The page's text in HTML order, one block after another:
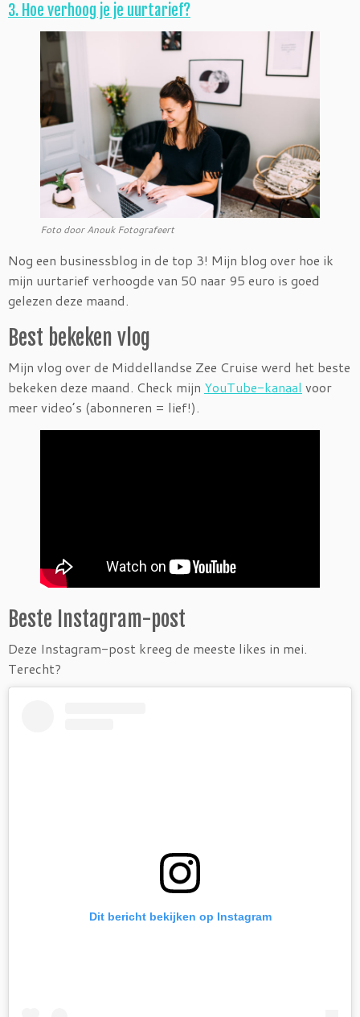
3. Hoe verhoog je je uurtarief?
Foto door Anouk Fotografeert
Nog een businessblog in de top 3! Mijn blog over hoe ik
mijn uurtarief verhoogde van 50 naar 95 euro is goed
gelezen deze maand.
Best bekeken vlog
Mijn vlog over de Middellandse Zee Cruise werd het beste
bekeken deze maand. Check mijn YouTube-kanaal voor
meer video’s (abonneren = lief!).
Beste Instagram-post
Deze Instagram-post kreeg de meeste likes in mei.
Terecht?
Dit bericht bekijken op Instagram